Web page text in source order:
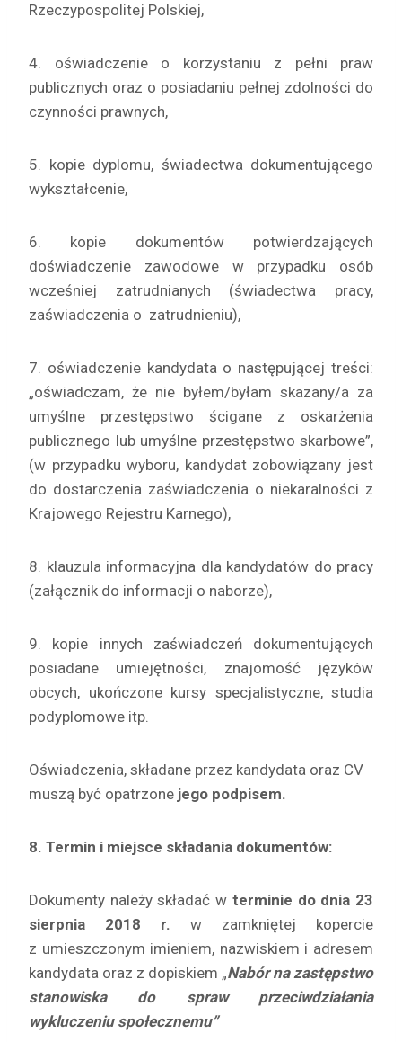
Rzeczypospolitej Polskiej,
4. oświadczenie o korzystaniu z pełni praw
publicznych oraz o posiadaniu pełnej zdolności do
czynności prawnych,
5. kopie dyplomu, świadectwa dokumentującego
wykształcenie,
6. kopie dokumentów potwierdzających
doświadczenie zawodowe w przypadku osób
wcześniej zatrudnianych (świadectwa pracy,
zaświadczenia o zatrudnieniu),
7. oświadczenie kandydata o następującej treści:
„oświadczam, że nie byłem/byłam skazany/a za
umyślne przestępstwo ścigane z oskarżenia
publicznego lub umyślne przestępstwo skarbowe”,
(w przypadku wyboru, kandydat zobowiązany jest
do dostarczenia zaświadczenia o niekaralności z
Krajowego Rejestru Karnego),
8. klauzula informacyjna dla kandydatów do pracy
(załącznik do informacji o naborze),
9. kopie innych zaświadczeń dokumentujących
posiadane umiejętności, znajomość języków
obcych, ukończone kursy specjalistyczne, studia
podyplomowe itp.
Oświadczenia, składane przez kandydata oraz CV
muszą być opatrzone jego podpisem.
8. Termin i miejsce składania dokumentów:
Dokumenty należy składać w terminie do dnia 23
sierpnia 2018 r. w zamkniętej kopercie
z umieszczonym imieniem, nazwiskiem i adresem
kandydata oraz z dopiskiem „Nabór na zastępstwo
stanowiska do spraw przeciwdziałania
wykluczeniu społecznemu”